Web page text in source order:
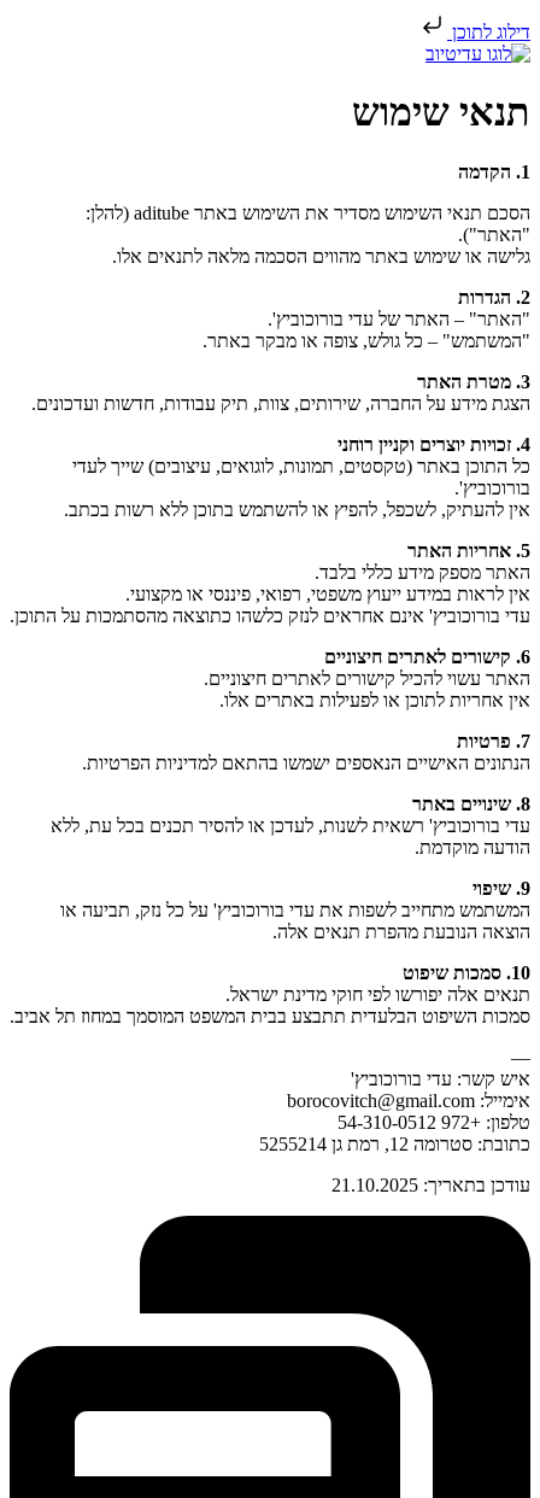
דילוג לתוכן
תנאי שימוש
1. הקדמה
הסכם תנאי השימוש מסדיר את השימוש באתר aditube (להלן:
"האתר").
גלישה או שימוש באתר מהווים הסכמה מלאה לתנאים אלו.
2. הגדרות
"האתר" – האתר של עדי בורוכוביץ'.
"המשתמש" – כל גולש, צופה או מבקר באתר.
3. מטרת האתר
הצגת מידע על החברה, שירותים, צוות, תיק עבודות, חדשות ועדכונים.
4. זכויות יוצרים וקניין רוחני
כל התוכן באתר (טקסטים, תמונות, לוגואים, עיצובים) שייך לעדי
בורוכוביץ'.
אין להעתיק, לשכפל, להפיץ או להשתמש בתוכן ללא רשות בכתב.
5. אחריות האתר
האתר מספק מידע כללי בלבד.
אין לראות במידע ייעוץ משפטי, רפואי, פיננסי או מקצועי.
עדי בורוכוביץ' אינם אחראים לנזק כלשהו כתוצאה מהסתמכות על התוכן.
6. קישורים לאתרים חיצוניים
האתר עשוי להכיל קישורים לאתרים חיצוניים.
אין אחריות לתוכן או לפעילות באתרים אלו.
7. פרטיות
הנתונים האישיים הנאספים ישמשו בהתאם למדיניות הפרטיות.
8. שינויים באתר
עדי בורוכוביץ' רשאית לשנות, לעדכן או להסיר תכנים בכל עת, ללא
הודעה מוקדמת.
9. שיפוי
המשתמש מתחייב לשפות את עדי בורוכוביץ' על כל נזק, תביעה או
הוצאה הנובעת מהפרת תנאים אלה.
10. סמכות שיפוט
תנאים אלה יפורשו לפי חוקי מדינת ישראל.
סמכות השיפוט הבלעדית תתבצע בבית המשפט המוסמך במחוז תל אביב.
—
איש קשר: עדי בורוכוביץ'
אימייל: borocovitch@gmail.com
טלפון: +972 54-310-0512
כתובת: סטרומה 12, רמת גן 5255214
עודכן בתאריך: 21.10.2025